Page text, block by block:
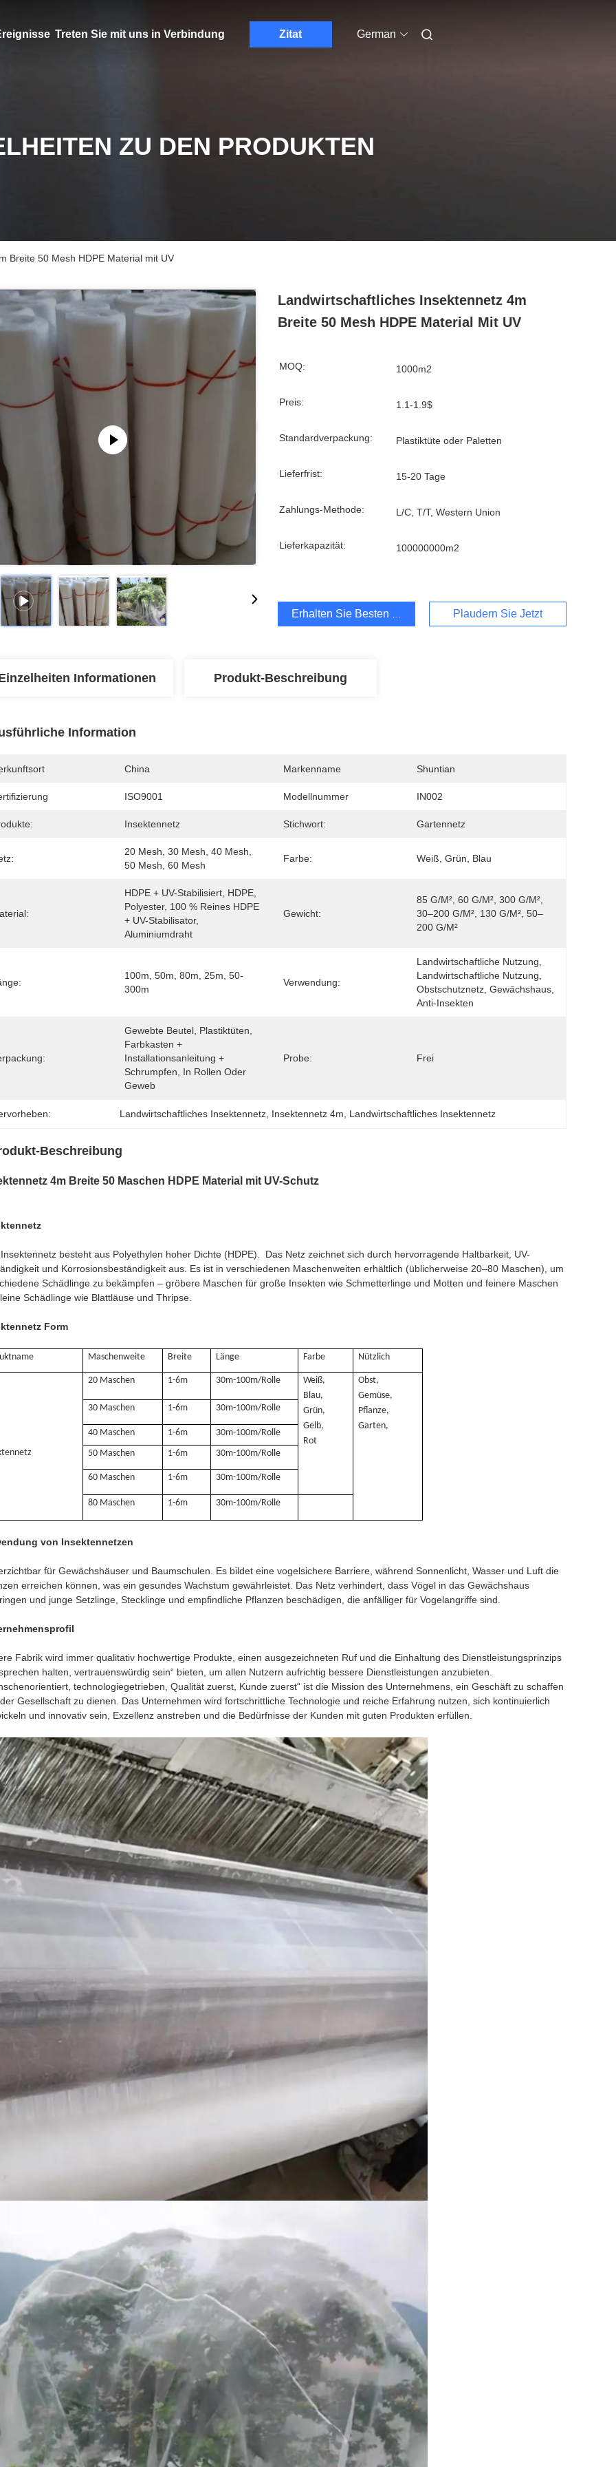
Treten Sie mit uns in Verbindung Zitat German
ZU DEN PRODUKTEN
Breite 50 Mesh HDPE Material mit UV
Landwirtschaftliches Insektennetz 4m
Breite 50 Mesh HDPE Material Mit UV
MOQ: 1000m2
Preis: 1.1-1.9$
Standardverpackung: Plastiktüte oder Paletten
Lieferfrist: 15-20 Tage
Zahlungs-Methode: L/C, T/T, Western Union
Lieferkapazität: 100000000m2
Erhalten Sie Besten Preis Plaudern Sie Jetzt
Informationen Produkt-Beschreibung
Information
China Markenname Shuntian
ISO9001 Modellnummer IN002
Insektennetz Stichwort: Gartennetz
20 Mesh, 30 Mesh, 40 Mesh,
50 Mesh, 60 Mesh
Farbe: Weiß, Grün, Blau
HDPE + UV-Stabilisiert, HDPE,
Polyester, 100 % Reines HDPE
+ UV-Stabilisator,
Aluminiumdraht
Gewicht:
85 G/m², 60 G/m², 300 G/m²,
30–200 G/m², 130 G/m², 50–
200 G/m²
100m, 50m, 80m, 25m, 50-
300m
Verwendung:
Landwirtschaftliche Nutzung,
Landwirtschaftliche Nutzung,
Obstschutznetz, Gewächshaus,
Anti-Insekten
Gewebte Beutel, Plastiktüten,
Farbkasten +
Installationsanleitung +
Schrumpfen, In Rollen Oder
Geweb
Probe: Frei
Landwirtschaftliches Insektennetz Insektennetz 4m Landwirtschaftliches Insektennetz
Beschreibung
4m Breite 50 Maschen HDPE Material mit UV-Schutz
besteht aus Polyethylen hoher Dichte (HDPE). Das Netz zeichnet sich durch hervorragende Haltbarkeit, UV-
und Korrosionsbeständigkeit aus. Es ist in verschiedenen Maschenweiten erhältlich (üblicherweise 20–80 Maschen), um
Schädlinge zu bekämpfen – gröbere Maschen für große Insekten wie Schmetterlinge und Motten und feinere Maschen
Schädlinge wie Blattläuse und Thripse.
Form
Maschenweite Breite Länge Farbe Nützlich
20 Maschen 1-6m 30m-100m/Rolle
Weiß,
Blau,
Grün,
Gelb,
Rot
Obst,
Gemüse,
Pflanze,
Garten,
30 Maschen 1-6m 30m-100m/Rolle
40 Maschen 1-6m
30m-100m/Rolle
50 Maschen
1-6m 30m-100m/Rolle
60 Maschen 1-6m 30m-100m/Rolle
80 Maschen 1-6m 30m-100m/Rolle
von Insektennetzen
für Gewächshäuser und Baumschulen. Es bildet eine vogelsichere Barriere, während Sonnenlicht, Wasser und Luft die
erreichen können, was ein gesundes Wachstum gewährleistet. Das Netz verhindert, dass Vögel in das Gewächshaus
und junge Setzlinge, Stecklinge und empfindliche Pflanzen beschädigen, die anfälliger für Vogelangriffe sind.
Fabrik wird immer qualitativ hochwertige Produkte, einen ausgezeichneten Ruf und die Einhaltung des Dienstleistungsprinzips
halten, vertrauenswürdig sein“ bieten, um allen Nutzern aufrichtig bessere Dienstleistungen anzubieten.
technologiegetrieben, Qualität zuerst, Kunde zuerst“ ist die Mission des Unternehmens, ein Geschäft zu schaffen
Gesellschaft zu dienen. Das Unternehmen wird fortschrittliche Technologie und reiche Erfahrung nutzen, sich kontinuierlich
und innovativ sein, Exzellenz anstreben und die Bedürfnisse der Kunden mit guten Produkten erfüllen.